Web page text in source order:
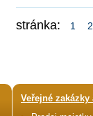
stránka: 1 2
Veřejné zakázky